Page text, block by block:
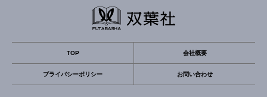
TOP 会社概要
プライバシーポリシー お問い合わせ